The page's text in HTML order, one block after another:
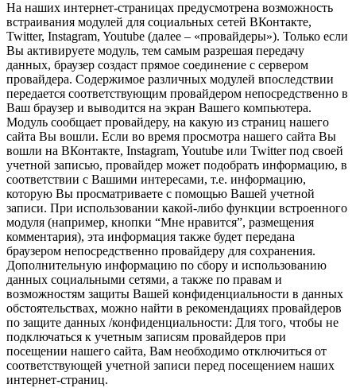
На наших интернет-страницах предусмотрена возможность
встраивания модулей для социальных сетей ВКонтакте,
Twitter, Instagram, Youtube (далее – «провайдеры»). Только если
Вы активируете модуль, тем самым разрешая передачу
данных, браузер создаст прямое соединение с сервером
провайдера. Содержимое различных модулей впоследствии
передается соответствующим провайдером непосредственно в
Ваш браузер и выводится на экран Вашего компьютера.
Модуль сообщает провайдеру, на какую из страниц нашего
сайта Вы вошли. Если во время просмотра нашего сайта Вы
вошли на ВКонтакте, Instagram, Youtube или Twitter под своей
учетной записью, провайдер может подобрать информацию, в
соответствии с Вашими интересами, т.е. информацию,
которую Вы просматриваете с помощью Вашей учетной
записи. При использовании какой-либо функции встроенного
модуля (например, кнопки “Мне нравится”, размещения
комментария), эта информация также будет передана
браузером непосредственно провайдеру для сохранения.
Дополнительную информацию по сбору и использованию
данных социальными сетями, а также по правам и
возможностям защиты Вашей конфиденциальности в данных
обстоятельствах, можно найти в рекомендациях провайдеров
по защите данных /конфиденциальности: Для того, чтобы не
подключаться к учетным записям провайдеров при
посещении нашего сайта, Вам необходимо отключиться от
соответствующей учетной записи перед посещением наших
интернет-страниц.